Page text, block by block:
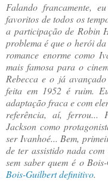
Falando francamente,
favoritos de todos os
a participação de Robin
problema é que o herói
romance enorme como
mais famosa para o
Rebecca e o já
feita em 1952 é ruim.
adaptação fraca e com
referência, aí, ferrou...
Jackson como
ser Ivanhoé... Bem,
de ter assistido nada
sem saber quem é o
Bois-Guilbert definitivo.